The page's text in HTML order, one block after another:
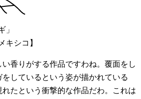
」
キシコ】
香りがする作品ですわね。覆面をし
しているという姿が描かれている
たという衝撃的な作品だわ。これは